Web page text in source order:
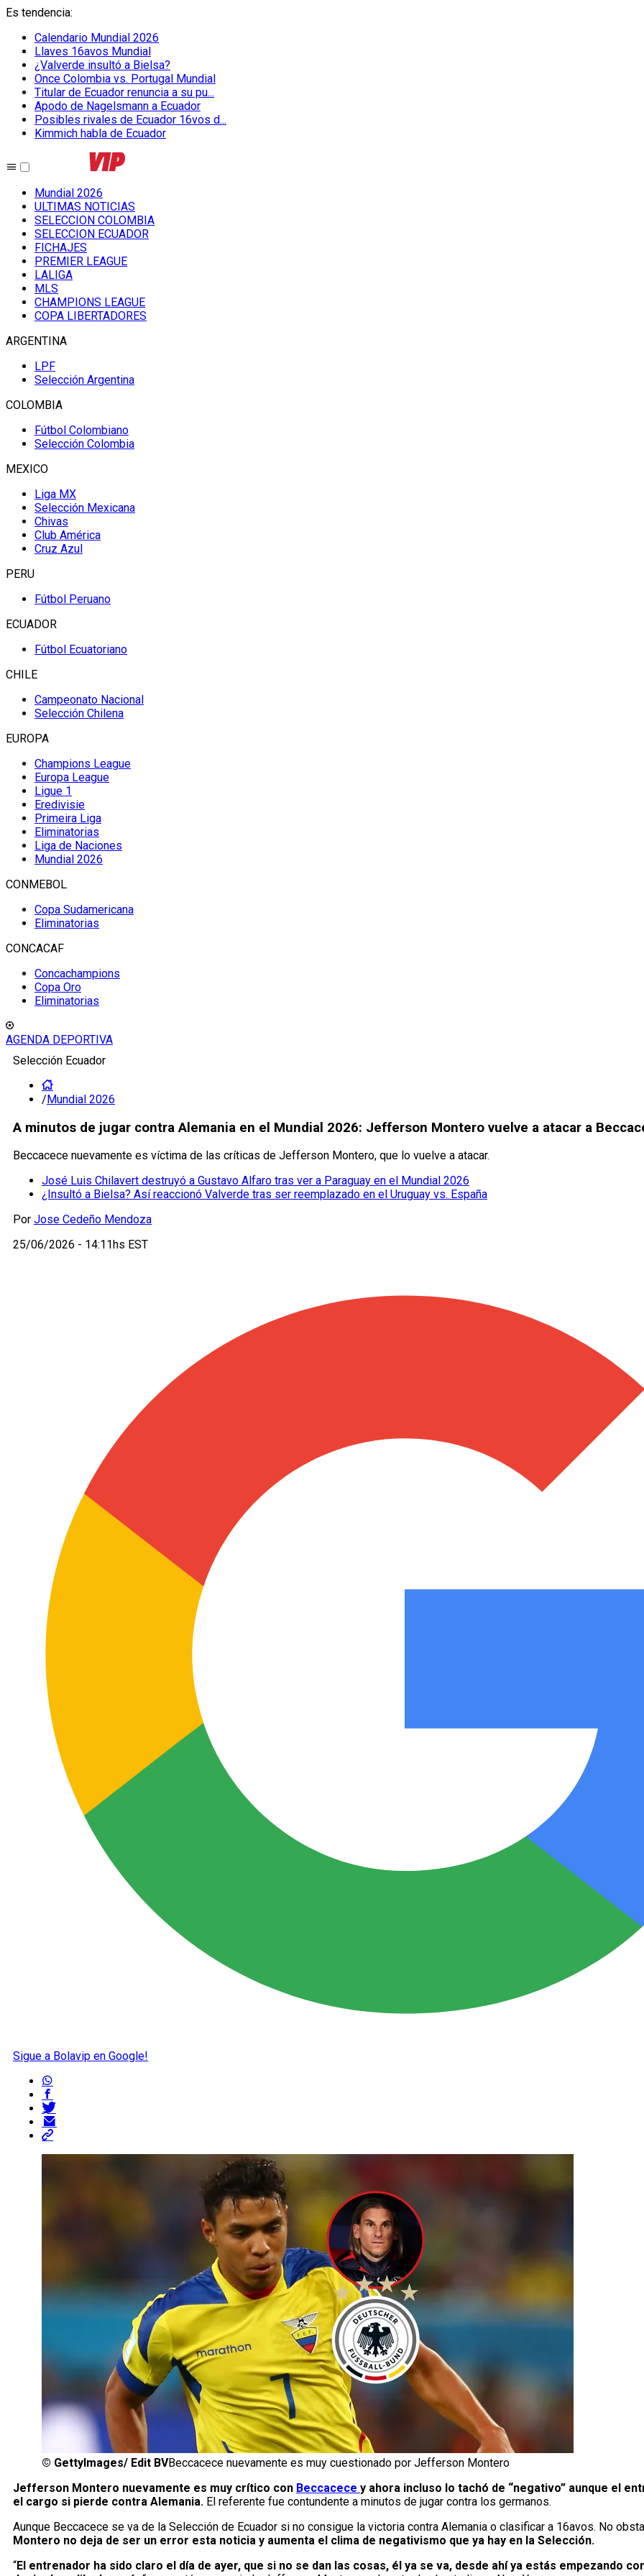
Es tendencia:
Calendario Mundial 2026
Llaves 16avos Mundial
¿Valverde insultó a Bielsa?
Once Colombia vs. Portugal Mundial
Titular de Ecuador renuncia a su pu...
Apodo de Nagelsmann a Ecuador
Posibles rivales de Ecuador 16vos d...
Kimmich habla de Ecuador
Mundial 2026
ULTIMAS NOTICIAS
SELECCION COLOMBIA
SELECCION ECUADOR
FICHAJES
PREMIER LEAGUE
LALIGA
MLS
CHAMPIONS LEAGUE
COPA LIBERTADORES
ARGENTINA
LPF
Selección Argentina
COLOMBIA
Fútbol Colombiano
Selección Colombia
MEXICO
Liga MX
Selección Mexicana
Chivas
Club América
Cruz Azul
PERU
Fútbol Peruano
ECUADOR
Fútbol Ecuatoriano
CHILE
Campeonato Nacional
Selección Chilena
EUROPA
Champions League
Europa League
Ligue 1
Eredivisie
Primeira Liga
Eliminatorias
Liga de Naciones
Mundial 2026
CONMEBOL
Copa Sudamericana
Eliminatorias
CONCACAF
Concachampions
Copa Oro
Eliminatorias
AGENDA DEPORTIVA
Selección Ecuador
/Mundial 2026
A minutos de jugar contra Alemania en el Mundial 2026: Jefferson Montero vuelve a atacar a
Beccacece nuevamente es víctima de las críticas de Jefferson Montero, que lo vuelve a atacar.
José Luis Chilavert destruyó a Gustavo Alfaro tras ver a Paraguay en el Mundial 2026
¿Insultó a Bielsa? Así reaccionó Valverde tras ser reemplazado en el Uruguay vs. España
Por Jose Cedeño Mendoza
25/06/2026 - 14:11hs EST
Sigue a Bolavip en Google!
© GettyImages/ Edit BVBeccacece nuevamente es muy cuestionado por Jefferson Montero
Jefferson Montero nuevamente es muy crítico con Beccacece y ahora incluso lo tachó de “negativo” aunque el
el cargo si pierde contra Alemania. El referente fue contundente a minutos de jugar contra los germanos.
Aunque Beccacece se va de la Selección de Ecuador si no consigue la victoria contra Alemania o clasificar a 16avos. No
Montero no deja de ser un error esta noticia y aumenta el clima de negativismo que ya hay en la Selección.
“El entrenador ha sido claro el día de ayer, que si no se dan las cosas, él ya se va, desde ahí ya estás empezando